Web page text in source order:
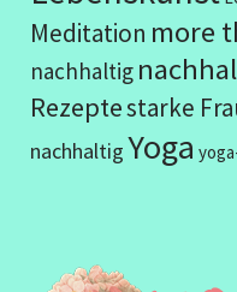
Meditation more
nachhaltig
Rezeptestarke
nachhaltigYoga